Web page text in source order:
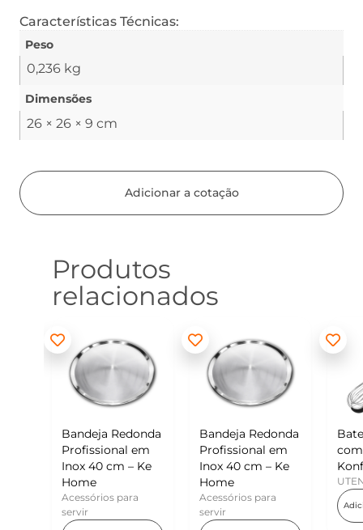
Características Técnicas:
Peso
0,236 kg
Dimensões
26 × 26 × 9 cm
Adicionar a cotação
Produtos
relacionados
Bandeja Redonda
Profissional em
Inox 40 cm – Ke
Home
Acessórios para
servir
Batedor de Ovos
com Raspador –
Konfektt
UTENSÍLIOS
Adicionar ao carrinho